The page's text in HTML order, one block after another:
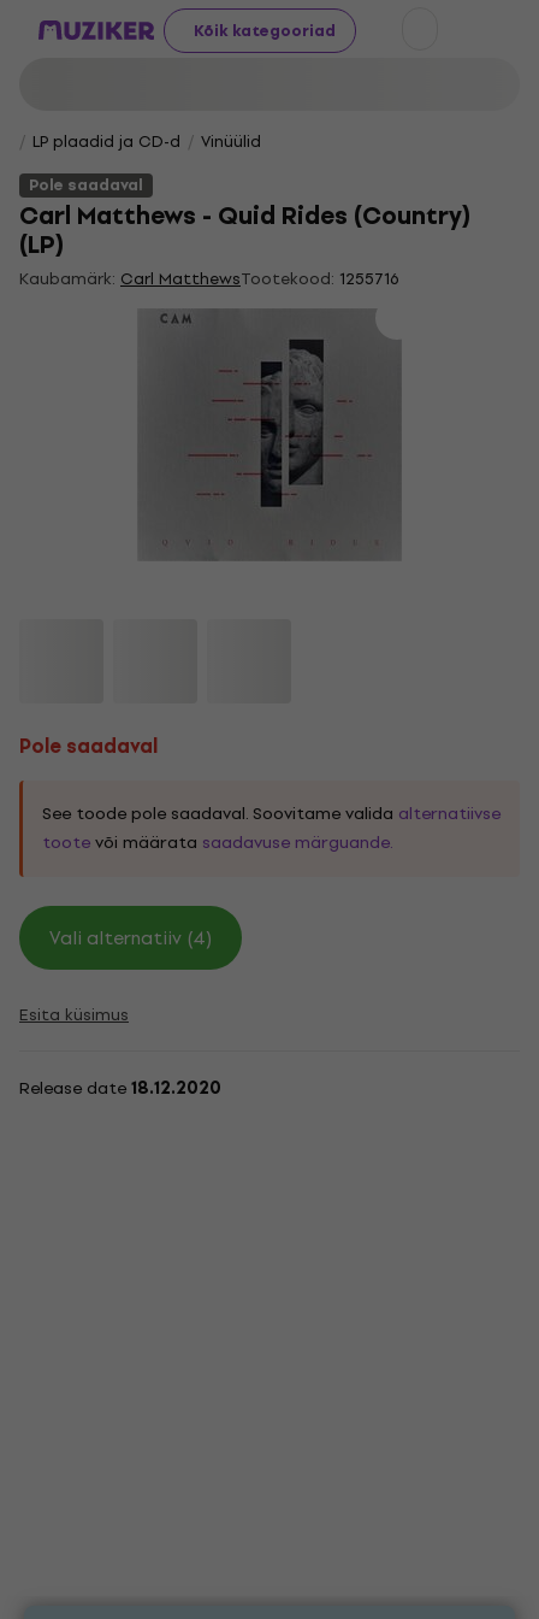
Kõik kategooriad
LP plaadid ja CD-d
Vinüülid
Pole saadaval
Carl Matthews - Quid Rides (Country)
(LP)
Kaubamärk: Carl MatthewsTootekood: 1255716
Pole saadaval
See toode pole saadaval. Soovitame valida alternatiivse
tootevõi määrata saadavuse märguande.
Vali alternatiiv (4)
Esita küsimus
Release date18.12.2020